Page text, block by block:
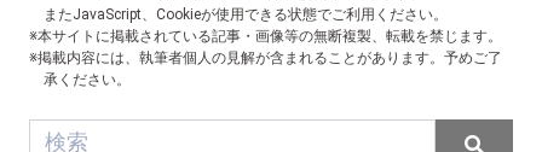
またJavaScript、Cookieが使用できる状態でご利用ください。
※本サイトに掲載されている記事・画像等の無断複製、転載を禁じます。
※掲載内容には、執筆者個人の見解が含まれることがあります。予めご了
承ください。